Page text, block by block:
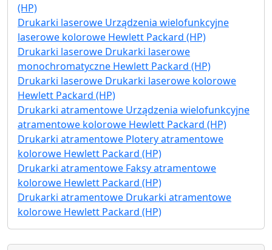
(HP)
Drukarki laserowe Urządzenia wielofunkcyjne
laserowe kolorowe Hewlett Packard (HP)
Drukarki laserowe Drukarki laserowe
monochromatyczne Hewlett Packard (HP)
Drukarki laserowe Drukarki laserowe kolorowe
Hewlett Packard (HP)
Drukarki atramentowe Urządzenia wielofunkcyjne
atramentowe kolorowe Hewlett Packard (HP)
Drukarki atramentowe Plotery atramentowe
kolorowe Hewlett Packard (HP)
Drukarki atramentowe Faksy atramentowe
kolorowe Hewlett Packard (HP)
Drukarki atramentowe Drukarki atramentowe
kolorowe Hewlett Packard (HP)